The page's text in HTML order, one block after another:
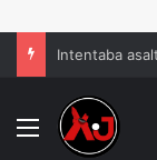
Menu